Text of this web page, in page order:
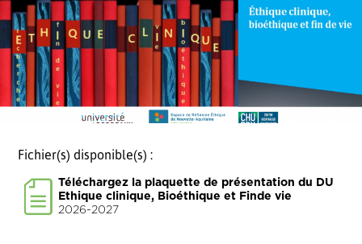
Fichier(s) disponible(s) :
Téléchargez la plaquette de présentation du DU
Ethique clinique, Bioéthique et Finde vie
2026-2027